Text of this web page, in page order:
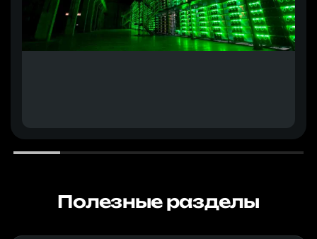
Полезные разделы